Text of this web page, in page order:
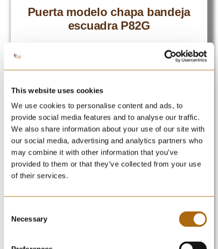
This website uses cookies
We use cookies to personalise content and ads, to
provide social media features and to analyse our traffic.
We also share information about your use of our site with
our social media, advertising and analytics partners who
may combine it with other information that you’ve
provided to them or that they’ve collected from your use
of their services.
Selection
Necessary
Puerta modelo chapa bandeja
escuadra P82G
Puerta de vehículos y puerta peatonal en modelo
Puerta de carruajes batiente en dos hojas y puerta
peatonal, fabricadas con chapa bandeja con forma a
escuadra, chapa lisa al interior, automatismo de dos
brazos.